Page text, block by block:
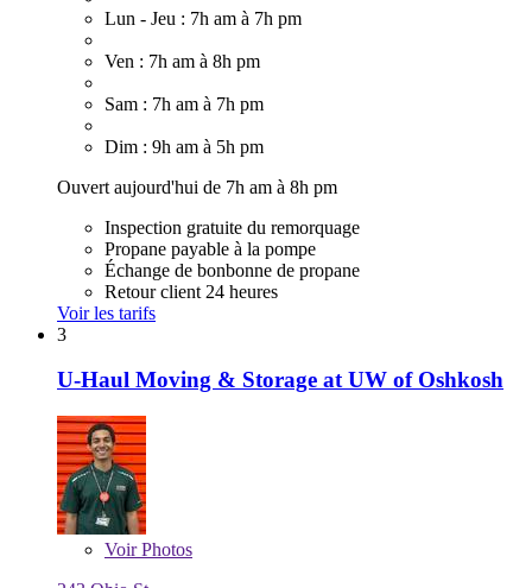
Lun - Jeu : 7h am à 7h pm
Ven : 7h am à 8h pm
Sam : 7h am à 7h pm
Dim : 9h am à 5h pm
Ouvert aujourd'hui de 7h am à 8h pm
Inspection gratuite du remorquage
Propane payable à la pompe
Échange de bonbonne de propane
Retour client 24 heures
Voir les tarifs
3
U-Haul Moving & Storage at UW of Oshkosh
VoirPhotos